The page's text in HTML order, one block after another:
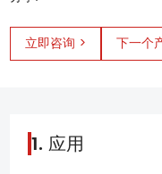
立即咨询 > 下一个
1. 应用